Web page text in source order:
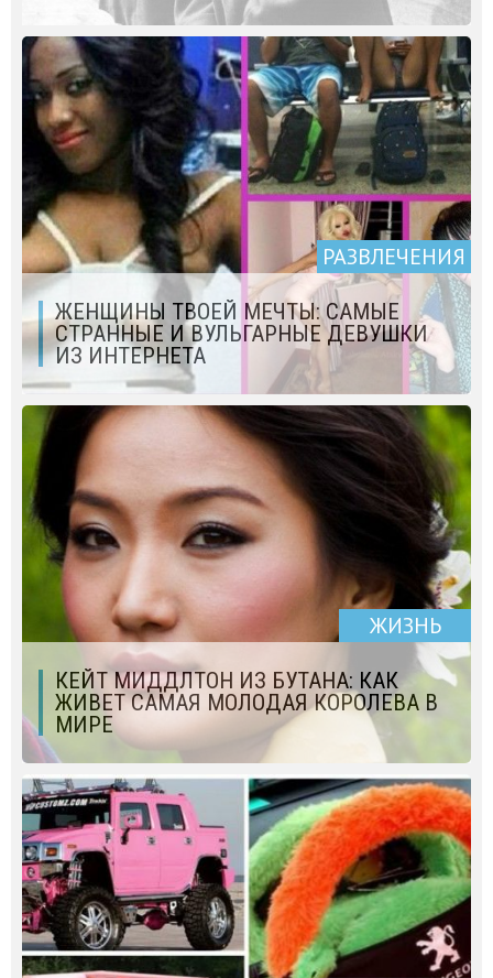
РАЗВЛЕЧЕНИЯ
ЖЕНЩИНЫ ТВОЕЙ МЕЧТЫ: САМЫЕ
СТРАННЫЕ И ВУЛЬГАРНЫЕ ДЕВУШКИ
ИЗ ИНТЕРНЕТА
ЖИЗНЬ
КЕЙТ МИДДЛТОН ИЗ БУТАНА: КАК
ЖИВЕТ САМАЯ МОЛОДАЯ КОРОЛЕВА В
МИРЕ